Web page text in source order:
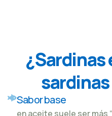
¿Sardinas
Sabor base
en aceite suele ser más